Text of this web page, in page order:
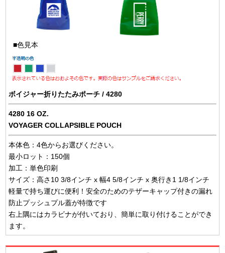
■色見本
ボイジャー折りたたみポーチ / 4280
4280 16 OZ.
VOYAGER COLLAPSIBLE POUCH
本体色：4色からお選びください。
最小ロット：150個
加工：単色印刷
サイズ：高さ10 3/8インチ x 幅4 5/8インチ x 奥行き1 1/8インチ
軽量で持ち運びに便利！安全のためのテザーキャップ付きの漏れ
防止プッシュプル蓋が特徴です
右上隅にはカラビナが付いており、簡単に取り付けることができ
ます。